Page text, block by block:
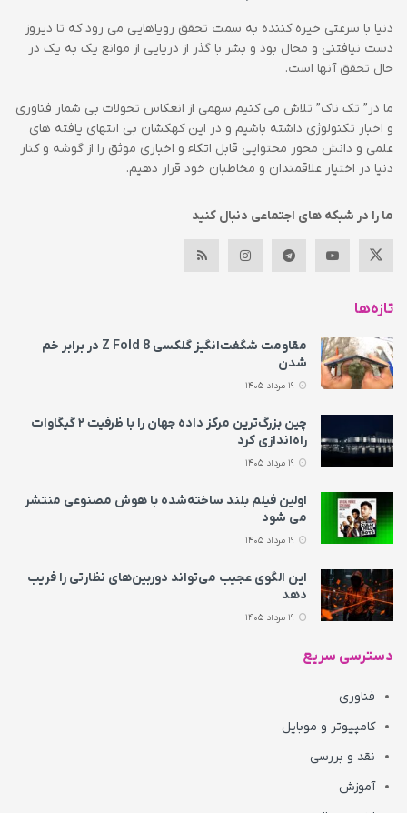
دنیا با سرعتی خیره کننده به سمت تحقق رویاهایی می رود که تا دیروز
دست نیافتنی و محال بود و بشر با گذر از دریایی از موانع یک به یک در
حال تحقق آنها است.
ما در” تک ناک” تلاش می کنیم سهمی از انعکاس تحولات بی شمار فناوری
و اخبار تکنولوژی داشته باشیم و در این کهکشان بی انتهای یافته های
علمی و دانش محور محتوایی قابل اتکاء و اخباری موثق را از گوشه و کنار
دنیا در اختیار علاقمندان و مخاطبان خود قرار دهیم.
ما را در شبکه های اجتماعی دنبال کنید
تازه‌ها
مقاومت شگفت‌انگیز گلکسی Z Fold 8 در برابر خم
شدن
چین بزرگ‌ترین مرکز داده جهان را با ظرفیت ۲ گیگاوات
راه‌اندازی کرد
اولین فیلم بلند ساخته‌شده با هوش مصنوعی منتشر
می‌ شود
این الگوی عجیب می‌تواند دوربین‌های نظارتی را فریب
دهد
دسترسی سریع
فناوری
کامپیوتر و موبایل
نقد و بررسی
آموزش